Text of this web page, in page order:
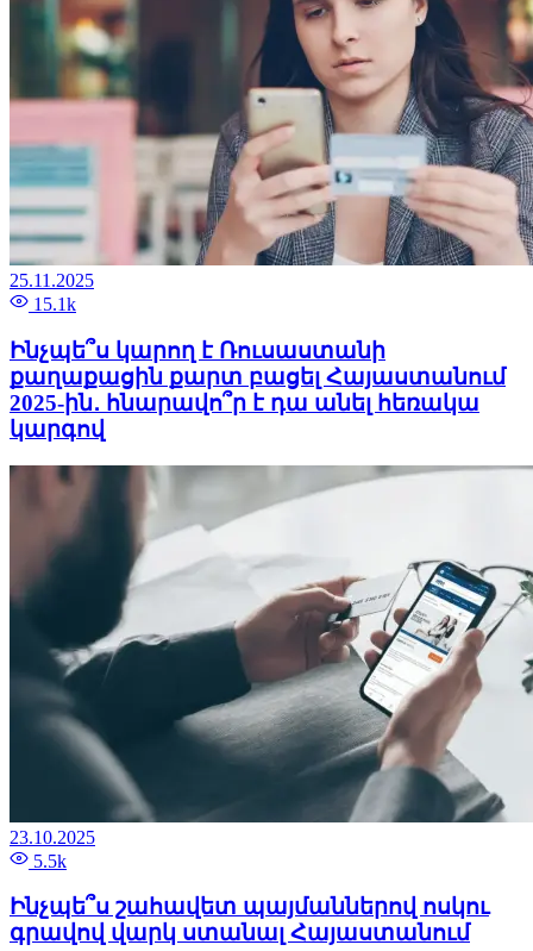
25.11.2025
15.1k
Ինչպե՞ս կարող է Ռուսաստանի
քաղաքացին քարտ բացել Հայաստանում
2025-ին․ հնարավո՞ր է դա անել հեռակա
կարգով
23.10.2025
5.5k
Ինչպե՞ս շահավետ պայմաններով ոսկու
գրավով վարկ ստանալ Հայաստանում